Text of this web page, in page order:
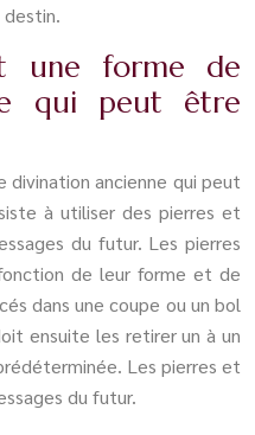
une forme de
qui peut être
ancienne qui peut
à utiliser des pierres et
du futur. Les pierres
de leur forme et de
dans une coupe ou un bol
ensuite les retirer un à un
Les pierres et
du futur.